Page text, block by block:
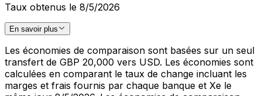
Taux obtenus le 8/5/2026
En savoir plus
Les économies de comparaison sont basées sur un seul
transfert de GBP 20,000 vers USD. Les économies sont
calculées en comparant le taux de change incluant les
marges et frais fournis par chaque banque et Xe le